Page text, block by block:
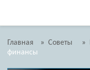
Главная » Советы »
финансы